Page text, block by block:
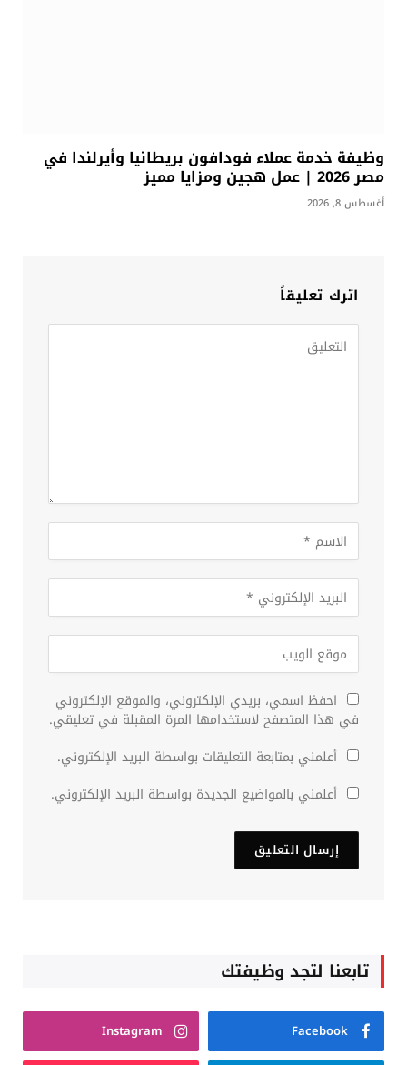
وظيفة خدمة عملاء فودافون بريطانيا وأيرلندا في
مصر 2026 | عمل هجين ومزايا مميز
أغسطس 8, 2026
اترك تعليقاً
احفظ اسمي، بريدي الإلكتروني، والموقع الإلكتروني
في هذا المتصفح لاستخدامها المرة المقبلة في تعليقي.
أعلمني بمتابعة التعليقات بواسطة البريد الإلكتروني.
أعلمني بالمواضيع الجديدة بواسطة البريد الإلكتروني.
تابعنا لتجد وظيفتك
Facebook
Instagram